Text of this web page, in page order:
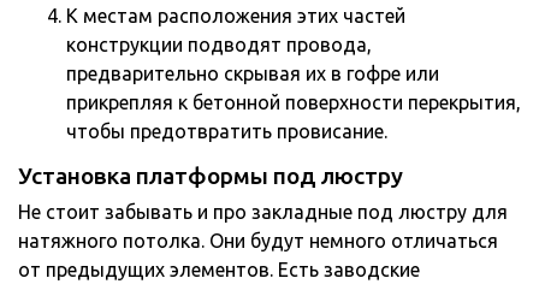
К местам расположения этих частей
конструкции подводят провода,
предварительно скрывая их в гофре или
прикрепляя к бетонной поверхности перекрытия,
чтобы предотвратить провисание.
Установка платформы под люстру
Не стоит забывать и про закладные под люстру для
натяжного потолка. Они будут немного отличаться
от предыдущих элементов. Есть заводские